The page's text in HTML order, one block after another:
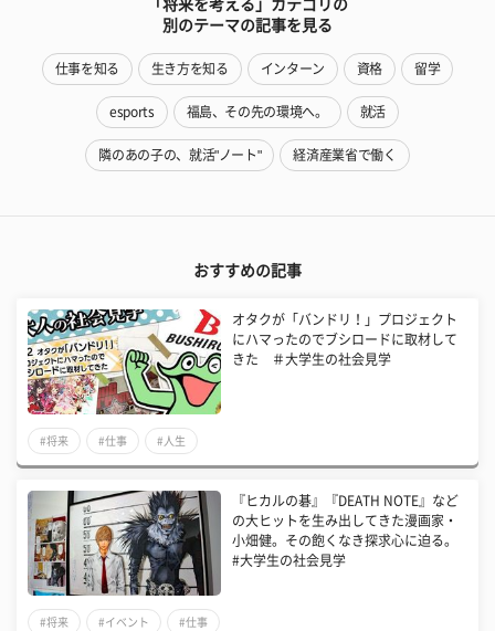
「将来を考える」カテゴリの
別のテーマの記事を見る
仕事を知る 生き方を知る インターン 資格 留学
esports 福島、その先の環境へ。 就活
隣のあの子の、就活"ノート" 経済産業省で働く
おすすめの記事
オタクが「バンドリ！」プロジェクト
にハマったのでブシロードに取材して
きた ＃大学生の社会見学
#将来 #仕事 #人生
『ヒカルの碁』『DEATH NOTE』など
の大ヒットを生み出してきた漫画家・
小畑健。その飽くなき探求心に迫る。
#大学生の社会見学
#将来 #イベント #仕事